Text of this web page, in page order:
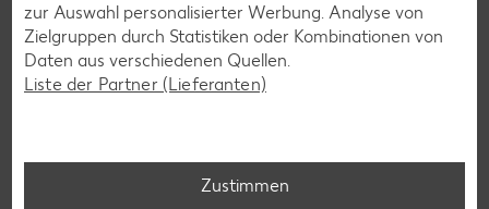
Rezepte entdecken
zur Auswahl personalisierter Werbung. Analyse von
Zielgruppen durch Statistiken oder Kombinationen von
Daten aus verschiedenen Quellen.
Liste der Partner (Lieferanten)
Zustimmen